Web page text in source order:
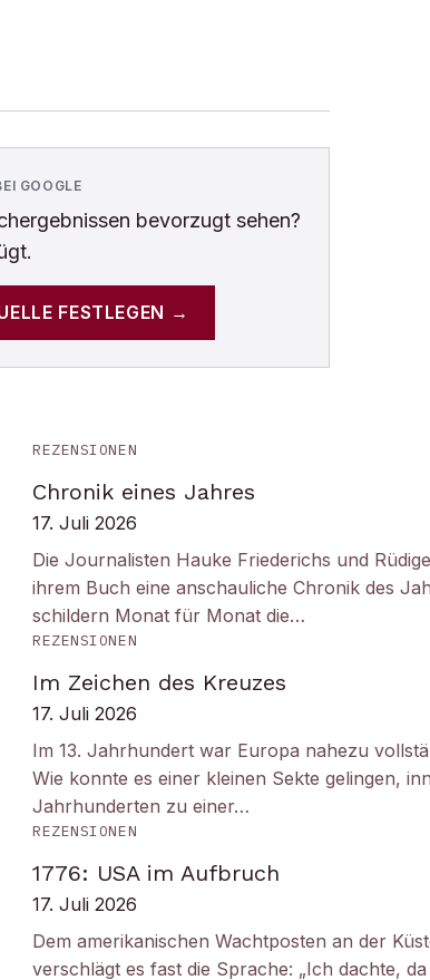
GOOGLE
bevorzugt sehen?
FESTLEGEN →
REZENSIONEN
Chronik eines Jahres
17. Juli 2026
Die Journalisten Hauke Friederichs und
ihrem Buch eine anschauliche Chronik des
schildern Monat für Monat die…
REZENSIONEN
Im Zeichen des Kreuzes
17. Juli 2026
Im 13. Jahrhundert war Europa nahezu
Wie konnte es einer kleinen Sekte gelingen,
Jahrhunderten zu einer…
REZENSIONEN
1776: USA im Aufbruch
17. Juli 2026
Dem amerikanischen Wachtposten an der
verschlägt es fast die Sprache: „Ich dachte,